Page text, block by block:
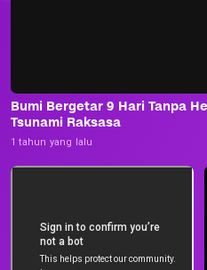
Bumi Bergetar 9 Hari Tanpa
Tsunami Raksasa
1 tahun yang lalu